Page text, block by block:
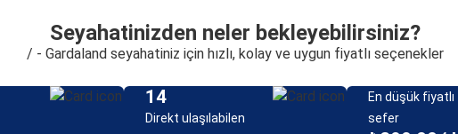
Seyahatinizden neler bekleyebilirsiniz?
/ - Gardaland seyahatiniz için hızlı, kolay ve uygun fiyatlı seçenekler
14
Direkt ulaşılabilen
En düşük fiyatlı
sefer